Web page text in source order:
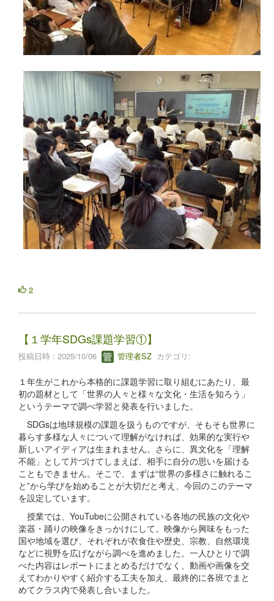
2
【１学年SDGs課題学習①】
投稿日時 : 2025/10/06 管理者SZ カテゴリ:
１年生がこれから本格的に課題学習に取り組むにあたり、最
初の題材として「世界の人々と様々な文化・生活を知ろう」
というテーマで調べ学習と発表を行いました。
SDGsは地球規模の課題を扱うものですが、そもそも世界に
暮らす多様な人々について理解がなければ、効果的な実行や
新しいアイディアは生まれません。さらに、異文化を「理解
不能」として片づけてしまえば、相手に自分の思いを届ける
こともできません。そこで、まずは“世界の多様さに触れるこ
と”から学びを始めることが大切だと考え、今回のこのテーマ
を設定しています。
授業では、YouTubeに公開されている各地の民族の文化や
楽器・踊りの映像をきっかけにして。映像から興味をもった
国や地域を選び、それぞれが衣食住や歴史、宗教、自然環境
などに視野を広げながら調べを進めました。一人ひとりで調
べた内容はレポートにまとめるだけでなく、動画や画像を交
えてわかりやすく紹介する工夫を加え、最終的に各班でまと
めてクラス内で発表し合いました。